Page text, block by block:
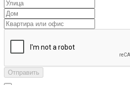
Отправить